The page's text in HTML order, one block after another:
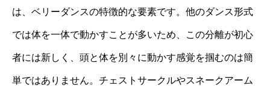
は、ベリーダンスの特徴的な要素です。他のダンス形式
では体を一体で動かすことが多いため、この分離が初心
者には新しく、頭と体を別々に動かす感覚を掴むのは簡
単ではありません。チェストサークルやスネークアーム